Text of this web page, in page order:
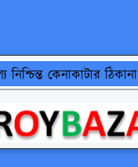
কেনাকাটার ঠিকানা